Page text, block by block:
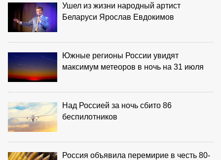
Ушел из жизни народный артист
Беларуси Ярослав Евдокимов
Южные регионы России увидят
максимум метеоров в ночь на 31 июля
Над Россией за ночь сбито 86
беспилотников
Россия объявила перемирие в честь 80-